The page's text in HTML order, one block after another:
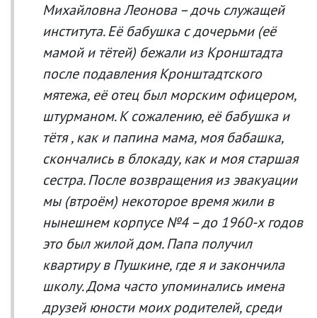
Михайловна Леонова – дочь служащей
института. Её бабушка с дочерьми (её
мамой и тётей) бежали из Кронштадта
после подавления Кронштадтского
мятежа, её отец был морским офицером,
штурманом. К сожалению, её бабушка и
тётя , как и папина мама, моя бабашка,
скончались в блокаду, как и моя старшая
сестра. После возвращения из эвакуации
мы (втроём) некоторое время жили в
нынешнем корпусе №4 – до 1960-х годов
это был жилой дом. Папа получил
квартиру в Пушкине, где я и закончила
школу. Дома часто упоминались имена
друзей юности моих родителей, среди